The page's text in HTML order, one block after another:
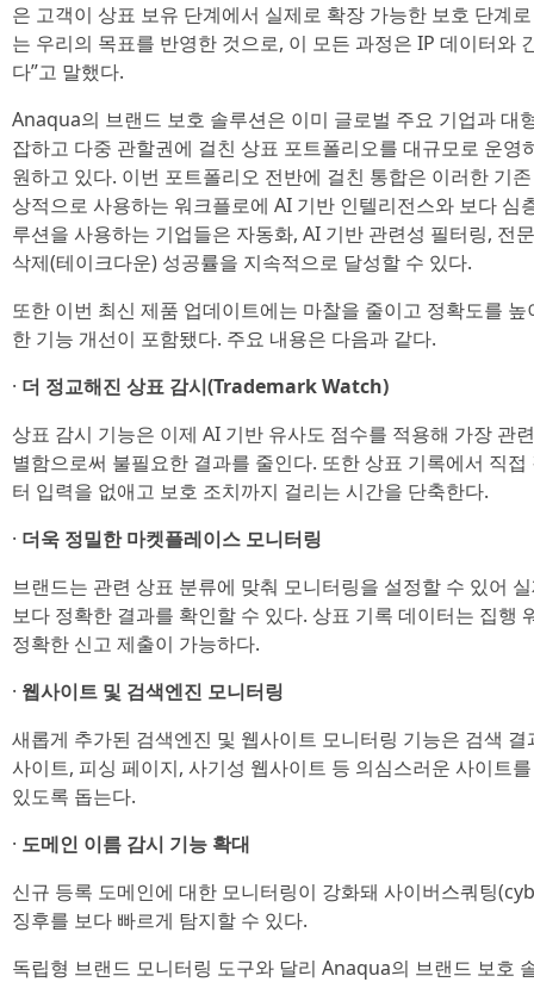
은 고객이 상표 보유 단계에서 실제로 확장 가능한 보호 단계
는 우리의 목표를 반영한 것으로, 이 모든 과정은 IP 데이터와
다”고 말했다.
Anaqua의 브랜드 보호 솔루션은 이미 글로벌 주요 기업과 대
잡하고 다중 관할권에 걸친 상표 포트폴리오를 대규모로 운
원하고 있다. 이번 포트폴리오 전반에 걸친 통합은 이러한 기
상적으로 사용하는 워크플로에 AI 기반 인텔리전스와 보다 심
루션을 사용하는 기업들은 자동화, AI 기반 관련성 필터링, 전
삭제(테이크다운) 성공률을 지속적으로 달성할 수 있다.
또한 이번 최신 제품 업데이트에는 마찰을 줄이고 정확도를
한 기능 개선이 포함됐다. 주요 내용은 다음과 같다.
· 더 정교해진 상표 감시(Trademark Watch)
상표 감시 기능은 이제 AI 기반 유사도 점수를 적용해 가장 관
별함으로써 불필요한 결과를 줄인다. 또한 상표 기록에서 직
터 입력을 없애고 보호 조치까지 걸리는 시간을 단축한다.
· 더욱 정밀한 마켓플레이스 모니터링
브랜드는 관련 상표 분류에 맞춰 모니터링을 설정할 수 있어
보다 정확한 결과를 확인할 수 있다. 상표 기록 데이터는 집행
정확한 신고 제출이 가능하다.
· 웹사이트 및 검색엔진 모니터링
새롭게 추가된 검색엔진 및 웹사이트 모니터링 기능은 검색
사이트, 피싱 페이지, 사기성 웹사이트 등 의심스러운 사이트
있도록 돕는다.
· 도메인 이름 감시 기능 확대
신규 등록 도메인에 대한 모니터링이 강화돼 사이버스쿼팅
징후를 보다 빠르게 탐지할 수 있다.
독립형 브랜드 모니터링 도구와 달리 Anaqua의 브랜드 보호